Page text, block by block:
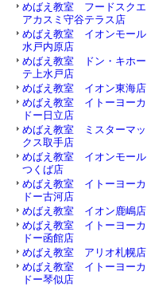
めばえ教室 フードスクエ
アカスミ守谷テラス店
めばえ教室 イオンモール
水戸内原店
めばえ教室 ドン・キホー
テ上水戸店
めばえ教室 イオン東海店
めばえ教室 イトーヨーカ
ドー日立店
めばえ教室 ミスターマッ
クス取手店
めばえ教室 イオンモール
つくば店
めばえ教室 イトーヨーカ
ドー古河店
めばえ教室 イオン鹿嶋店
めばえ教室 イトーヨーカ
ドー函館店
めばえ教室 アリオ札幌店
めばえ教室 イトーヨーカ
ドー琴似店